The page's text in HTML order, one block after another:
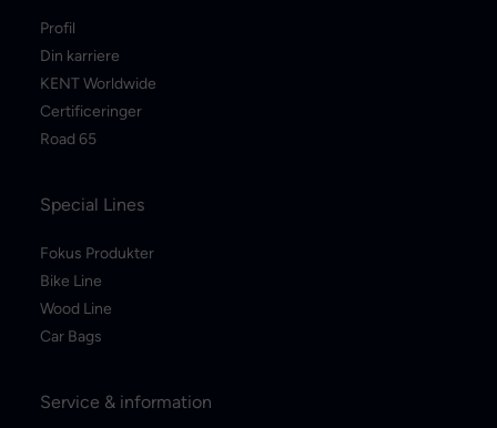
Profil
Din karriere
KENT Worldwide
Certificeringer
Road 65
Special Lines
Fokus Produkter
Bike Line
Wood Line
Car Bags
Service & information